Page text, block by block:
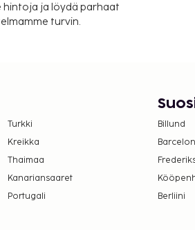
voi ylittää 1000
Saat lisätietoja
huoneita, joiden
ja löydä parhaat
turvin.
Turkki
Kreikka
Thaimaa
Kanariansaaret
Portugali
Billund
Berliini